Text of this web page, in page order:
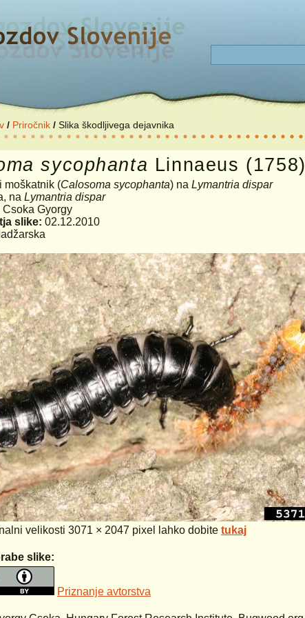
/ Priročnik / Slika škodljivega dejavnika
sycophanta Linnaeus (1758)
moškatnik (Calosoma sycophanta) na Lymantria dispar
na Lymantria dispar
Csoka Gyorgy
slike: 02.12.2010
velikosti 3071 × 2047 pixel lahko dobite tukaj
slike:
Priznanje avtorstva